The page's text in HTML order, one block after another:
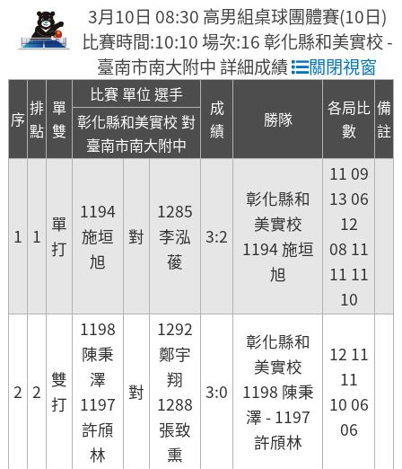
3月10日 08:30 高男組桌球團體賽(10日)
比賽時間:10:10 場次:16 彰化縣和美實校 -
臺南市南大附中 詳細成績
關閉視窗
序
排
點
單
雙
比賽 單位 選手
成
績
勝隊
各局比
數
備
註
彰化縣和美實校 對
臺南市南大附中
1 1
單
打
1194
施垣
旭
對
1285
李泓
葰
3:2
彰化縣和
美實校
1194 施垣
旭
11 09
13 06
12
08 11
11 11
10
2 2
雙
打
1198
陳秉
澤
1197
許頎
林
對
1292
鄭宇
翔
1288
張致
熏
3:0
彰化縣和
美實校
1198 陳秉
澤 - 1197
許頎林
12 11
11
10 06
06